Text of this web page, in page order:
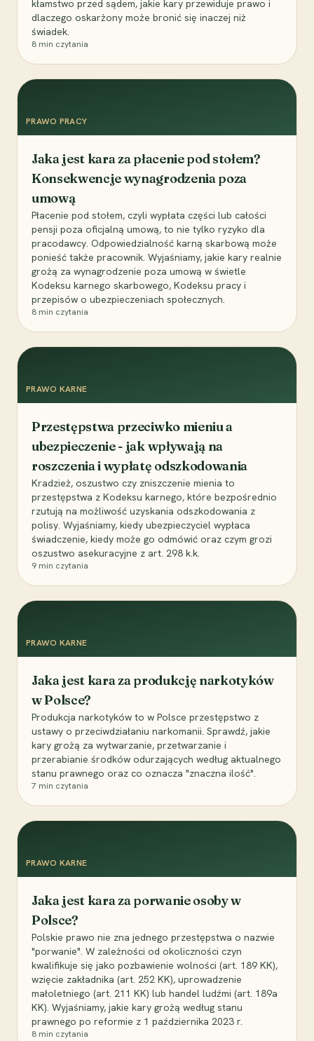
kłamstwo przed sądem, jakie kary przewiduje prawo i
dlaczego oskarżony może bronić się inaczej niż
świadek.
8 min czytania
PRAWO PRACY
Jaka jest kara za płacenie pod stołem?
Konsekwencje wynagrodzenia poza
umową
Płacenie pod stołem, czyli wypłata części lub całości
pensji poza oficjalną umową, to nie tylko ryzyko dla
pracodawcy. Odpowiedzialność karną skarbową może
ponieść także pracownik. Wyjaśniamy, jakie kary realnie
grożą za wynagrodzenie poza umową w świetle
Kodeksu karnego skarbowego, Kodeksu pracy i
przepisów o ubezpieczeniach społecznych.
8 min czytania
PRAWO KARNE
Przestępstwa przeciwko mieniu a
ubezpieczenie - jak wpływają na
roszczenia i wypłatę odszkodowania
Kradzież, oszustwo czy zniszczenie mienia to
przestępstwa z Kodeksu karnego, które bezpośrednio
rzutują na możliwość uzyskania odszkodowania z
polisy. Wyjaśniamy, kiedy ubezpieczyciel wypłaca
świadczenie, kiedy może go odmówić oraz czym grozi
oszustwo asekuracyjne z art. 298 k.k.
9 min czytania
PRAWO KARNE
Jaka jest kara za produkcję narkotyków
w Polsce?
Produkcja narkotyków to w Polsce przestępstwo z
ustawy o przeciwdziałaniu narkomanii. Sprawdź, jakie
kary grożą za wytwarzanie, przetwarzanie i
przerabianie środków odurzających według aktualnego
stanu prawnego oraz co oznacza "znaczna ilość".
7 min czytania
PRAWO KARNE
Jaka jest kara za porwanie osoby w
Polsce?
Polskie prawo nie zna jednego przestępstwa o nazwie
"porwanie". W zależności od okoliczności czyn
kwalifikuje się jako pozbawienie wolności (art. 189 KK),
wzięcie zakładnika (art. 252 KK), uprowadzenie
małoletniego (art. 211 KK) lub handel ludźmi (art. 189a
KK). Wyjaśniamy, jakie kary grożą według stanu
prawnego po reformie z 1 października 2023 r.
8 min czytania